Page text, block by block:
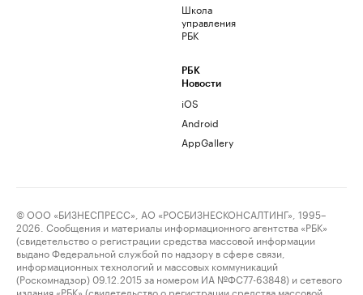
Школа
управления
РБК
РБК
Новости
iOS
Android
AppGallery
© ООО «БИЗНЕСПРЕСС», АО «РОСБИЗНЕСКОНСАЛТИНГ», 1995–
2026. Сообщения и материалы информационного агентства «РБК»
(свидетельство о регистрации средства массовой информации
выдано Федеральной службой по надзору в сфере связи,
информационных технологий и массовых коммуникаций
(Роскомнадзор) 09.12.2015 за номером ИА №ФС77-63848) и сетевого
издания «РБК» (свидетельство о регистрации средства массовой